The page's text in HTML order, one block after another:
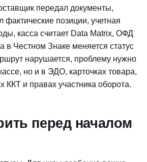
передал документы,
фактические позиции, учетная
касса считает Data Matrix, ОФД
в Честном Знаке меняется статус
нарушается, проблему нужно
но и в ЭДО, карточках товара,
ККТ и правах участника оборота.
перед началом